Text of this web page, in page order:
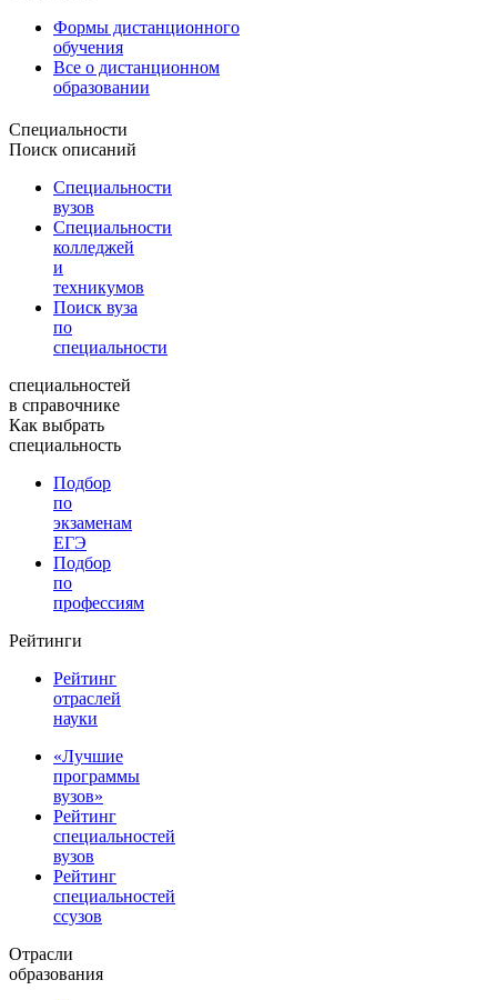
Формы дистанционного
обучения
Все о дистанционном
образовании
Специальности
Поиск описаний
Специальности
вузов
Специальности
колледжей
и
техникумов
Поиск вуза
по
специальности
специальностей
в справочнике
Как выбрать
специальность
Подбор
по
экзаменам
ЕГЭ
Подбор
по
профессиям
Рейтинги
Рейтинг
отраслей
науки
«Лучшие
программы
вузов»
Рейтинг
специальностей
вузов
Рейтинг
специальностей
ссузов
Отрасли
образования